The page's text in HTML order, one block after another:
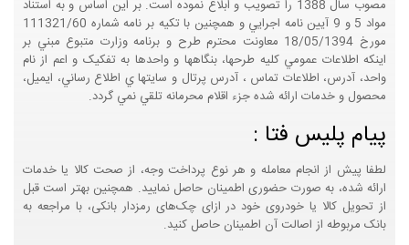
مصوب سال 1388 را تصويب و ابلاغ نموده است. بر اين اساس و به استناد
مواد 5 و 9 آيين نامه اجرايي و همچنين با تکيه بر نامه شماره 111321/60
مورخ 18/05/1394 معاونت محترم طرح و برنامه وزارت متبوع مبني بر
اينکه اطلاعات عمومي کليه طرحها، بنگاهها و واحدها به تفکيک و اعم از نام
واحد، آدرس، اطلاعات تماس ، آدرس پرتال و سايتها ي اطلاع رساني، ايميل،
محصول و خدمات ارائه شده جزء اقلام محرمانه تلقي نمي گردد.
پیام پلیس فتا :
لطفا پیش از انجام معامله و هر نوع پرداخت وجه، از صحت کالا یا خدمات
ارائه شده، به صورت حضوری اطمینان حاصل نمایید. همچنین بهتر است قبل
از تحویل کالا یا خودروی خود در ازای چک‌های رمزدار بانکی، با مراجعه به
بانک مربوطه از اصالت آن اطمینان حاصل کنید.